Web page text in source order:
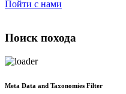
Пойти с нами
Поиск похода
Meta Data and Taxonomies Filter